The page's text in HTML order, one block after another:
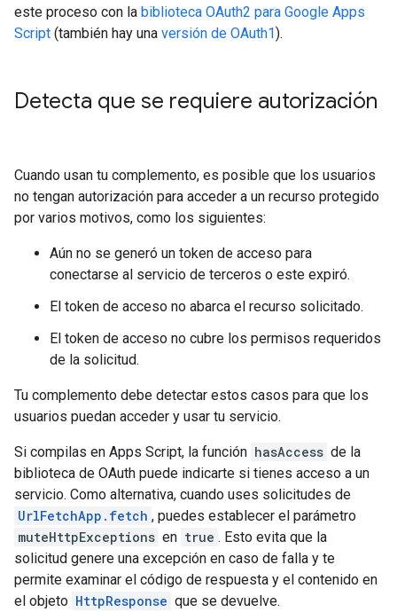
este proceso con la biblioteca OAuth2 para Google Apps
Script (también hay una versión de OAuth1).
Detecta que se requiere autorización
Cuando usan tu complemento, es posible que los usuarios
no tengan autorización para acceder a un recurso protegido
por varios motivos, como los siguientes:
Aún no se generó un token de acceso para
conectarse al servicio de terceros o este expiró.
El token de acceso no abarca el recurso solicitado.
El token de acceso no cubre los permisos requeridos
de la solicitud.
Tu complemento debe detectar estos casos para que los
usuarios puedan acceder y usar tu servicio.
Si compilas en Apps Script, la función hasAccess de la
biblioteca de OAuth puede indicarte si tienes acceso a un
servicio. Como alternativa, cuando uses solicitudes de
UrlFetchApp.fetch , puedes establecer el parámetro
muteHttpExceptions en true . Esto evita que la
solicitud genere una excepción en caso de falla y te
permite examinar el código de respuesta y el contenido en
el objeto HttpResponse que se devuelve.